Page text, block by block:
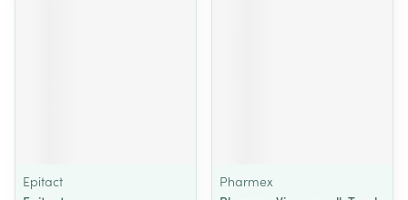
Epitact
Pharmex